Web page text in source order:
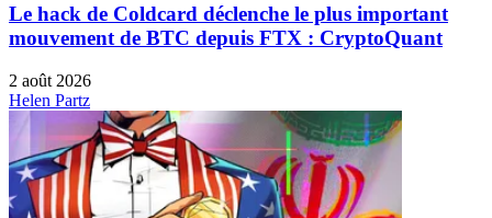
Le hack de Coldcard déclenche le plus important
mouvement de BTC depuis FTX : CryptoQuant
2 août 2026
Helen Partz